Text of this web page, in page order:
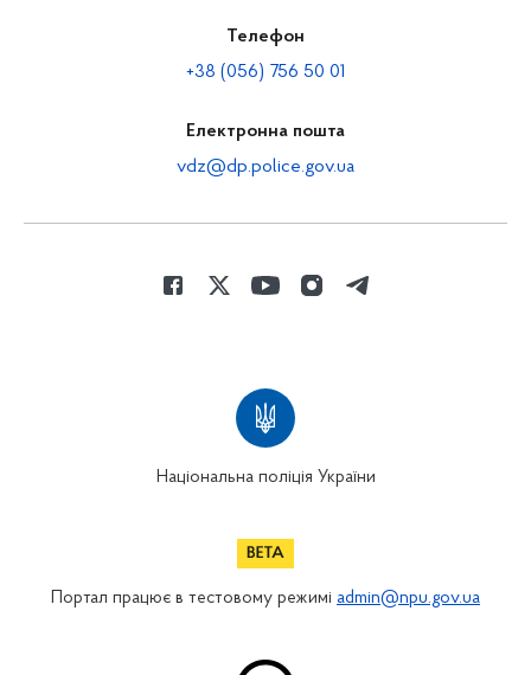
Телефон
+38 (056) 756 50 01
Електронна пошта
vdz@dp.police.gov.ua
Національна поліція України
Портал працює в тестовому режимі admin@npu.gov.ua